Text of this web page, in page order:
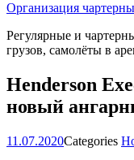
Организация
Регулярные и
грузов, самолёты в
Henderson
новый
11.07.2020Categories